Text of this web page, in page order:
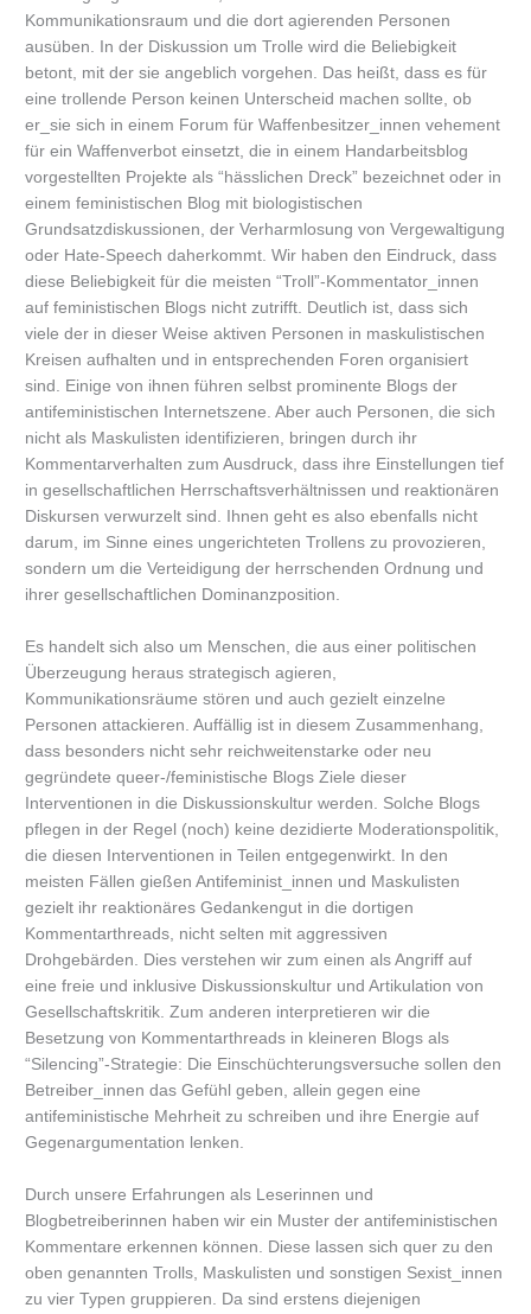
Kommunikationsraum und die dort agierenden Personen
ausüben. In der Diskussion um Trolle wird die Beliebigkeit
betont, mit der sie angeblich vorgehen. Das heißt, dass es für
eine trollende Person keinen Unterscheid machen sollte, ob
er_sie sich in einem Forum für Waffenbesitzer_innen vehement
für ein Waffenverbot einsetzt, die in einem Handarbeitsblog
vorgestellten Projekte als “hässlichen Dreck” bezeichnet oder in
einem feministischen Blog mit biologistischen
Grundsatzdiskussionen, der Verharmlosung von Vergewaltigung
oder Hate-Speech daherkommt. Wir haben den Eindruck, dass
diese Beliebigkeit für die meisten “Troll”-Kommentator_innen
auf feministischen Blogs nicht zutrifft. Deutlich ist, dass sich
viele der in dieser Weise aktiven Personen in maskulistischen
Kreisen aufhalten und in entsprechenden Foren organisiert
sind. Einige von ihnen führen selbst prominente Blogs der
antifeministischen Internetszene. Aber auch Personen, die sich
nicht als Maskulisten identifizieren, bringen durch ihr
Kommentarverhalten zum Ausdruck, dass ihre Einstellungen tief
in gesellschaftlichen Herrschaftsverhältnissen und reaktionären
Diskursen verwurzelt sind. Ihnen geht es also ebenfalls nicht
darum, im Sinne eines ungerichteten Trollens zu provozieren,
sondern um die Verteidigung der herrschenden Ordnung und
ihrer gesellschaftlichen Dominanzposition.
Es handelt sich also um Menschen, die aus einer politischen
Überzeugung heraus strategisch agieren,
Kommunikationsräume stören und auch gezielt einzelne
Personen attackieren. Auffällig ist in diesem Zusammenhang,
dass besonders nicht sehr reichweitenstarke oder neu
gegründete queer-/feministische Blogs Ziele dieser
Interventionen in die Diskussionskultur werden. Solche Blogs
pflegen in der Regel (noch) keine dezidierte Moderationspolitik,
die diesen Interventionen in Teilen entgegenwirkt. In den
meisten Fällen gießen Antifeminist_innen und Maskulisten
gezielt ihr reaktionäres Gedankengut in die dortigen
Kommentarthreads, nicht selten mit aggressiven
Drohgebärden. Dies verstehen wir zum einen als Angriff auf
eine freie und inklusive Diskussionskultur und Artikulation von
Gesellschaftskritik. Zum anderen interpretieren wir die
Besetzung von Kommentarthreads in kleineren Blogs als
“Silencing”-Strategie: Die Einschüchterungsversuche sollen den
Betreiber_innen das Gefühl geben, allein gegen eine
antifeministische Mehrheit zu schreiben und ihre Energie auf
Gegenargumentation lenken.
Durch unsere Erfahrungen als Leserinnen und
Blogbetreiberinnen haben wir ein Muster der antifeministischen
Kommentare erkennen können. Diese lassen sich quer zu den
oben genannten Trolls, Maskulisten und sonstigen Sexist_innen
zu vier Typen gruppieren. Da sind erstens diejenigen